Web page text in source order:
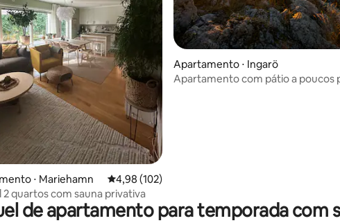
média de 5, 63 avaliações
⋅ Mariehamn 4,98 de uma avaliação média de 5, 102 avaliações
4,98 (102)
quartos com sauna privativa
Apartamento ⋅ Ingarö
Apartamento com pátio a poucos
de apartamento para temporada com